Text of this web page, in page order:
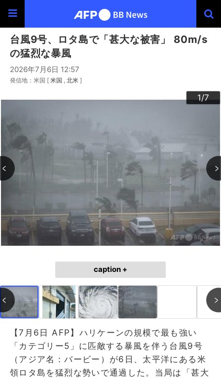
台風9号、ロタ島で「甚大な被害」 80m/s
の猛烈な暴風
2026年7月6日 12:57
発信地：米国 [ 米国 北米 ]
1/7
2/7
3/7
4/7
5/7
6/7
7/7
caption +
【7月6日 AFP】ハリケーンの規模で最も強い
「カテゴリー5」に匹敵する暴風を伴う台風9号
（アジア名：バービー）が6日、太平洋にある米
領ロタ島を猛烈な勢いで通過した。当局は「甚大